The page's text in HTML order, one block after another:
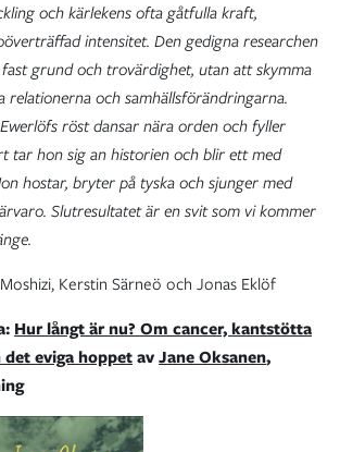
och kärlekens ofta gåtfulla kraft,
intensitet. Den gedigna researchen
grund och trovärdighet, utan att skymma
relationerna och samhällsförändringarna.
röst dansar nära orden och fyller
tar hon sig an historien och blir ett med
hostar, bryter på tyska och sjunger med
Slutresultatet är en svit som vi kommer
Kerstin Särneö och Jonas Eklöf
Hur långt är nu? Om cancer, kantstötta
eviga hoppetavJane Oksanen,